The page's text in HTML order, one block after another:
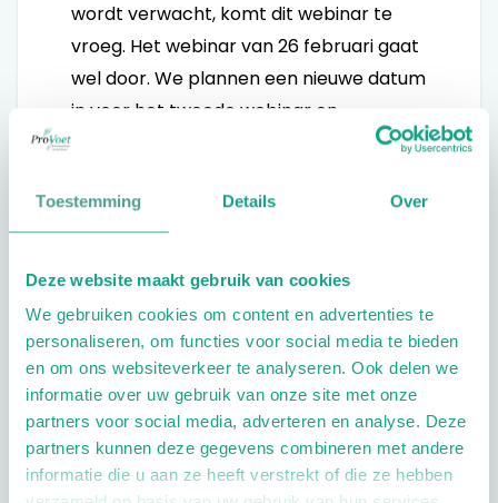
Toestemming Details Over
Deze website maakt gebruik van cookies
We gebruiken cookies om content en advertenties te
personaliseren, om functies voor social media te bieden
en om ons websiteverkeer te analyseren. Ook delen we
informatie over uw gebruik van onze site met onze
partners voor social media, adverteren en analyse. Deze
partners kunnen deze gegevens combineren met andere
informatie die u aan ze heeft verstrekt of die ze hebben
wordt verwacht, komt dit webinar te
vroeg. Het webinar van 26 februari gaat
wel door. We plannen een nieuwe datum
in voor het tweede webinar en
informeren jullie hier zo snel mogelijk
Laatste nieuws
Jouw mening telt!
29 juli 2026